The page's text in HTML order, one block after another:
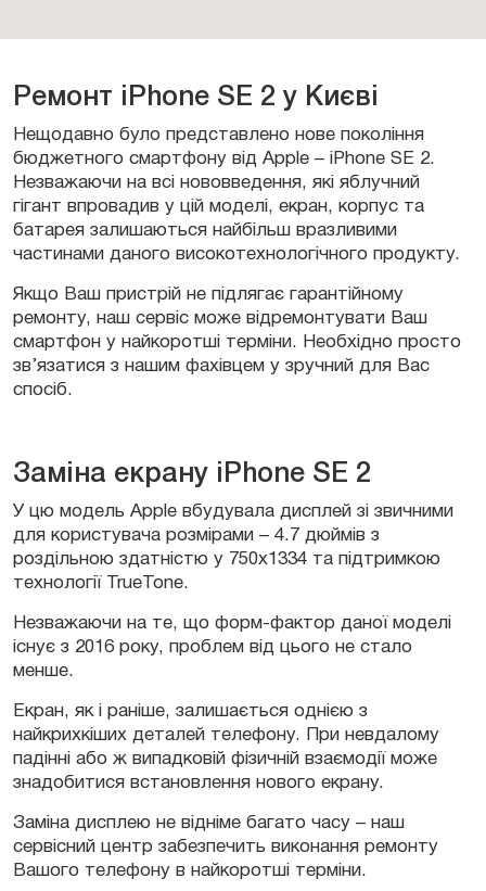
Ремонт iPhone SE 2 у Києві
Нещодавно було представлено нове покоління
бюджетного смартфону від Apple – iPhone SE 2.
Незважаючи на всі нововведення, які яблучний
гігант впровадив у цій моделі, екран, корпус та
батарея залишаються найбільш вразливими
частинами даного високотехнологічного продукту.
Якщо Ваш пристрій не підлягає гарантійному
ремонту, наш сервіс може відремонтувати Ваш
смартфон у найкоротші терміни. Необхідно просто
зв’язатися з нашим фахівцем у зручний для Вас
спосіб.
Заміна екрану iPhone SE 2
У цю модель Apple вбудувала дисплей зі звичними
для користувача розмірами – 4.7 дюймів з
роздільною здатністю у 750х1334 та підтримкою
технології TrueTone.
Незважаючи на те, що форм-фактор даної моделі
існує з 2016 року, проблем від цього не стало
менше.
Екран, як і раніше, залишається однією з
найкрихкіших деталей телефону. При невдалому
падінні або ж випадковій фізичній взаємодії може
знадобитися встановлення нового екрану.
Заміна дисплею не відніме багато часу – наш
сервісний центр забезпечить виконання ремонту
Вашого телефону в найкоротші терміни.